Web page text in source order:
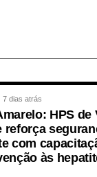
7 dias atrás
HPS de
reforça
com
às